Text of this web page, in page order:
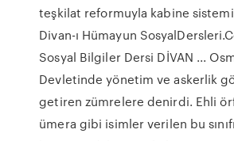
teşkilat reformuyla kabine
Divan-ı Hümayun
Sosyal Bilgiler Dersi DİVAN ...
Devletinde yönetim ve askerlik
getiren zümrelere denirdi. Ehli
ümera gibi isimler verilen bu